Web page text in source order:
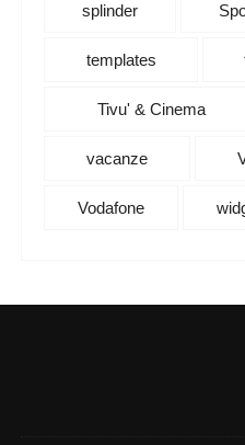
splinder
templates
Tivu' & Cinema
vacanze
Vodafone